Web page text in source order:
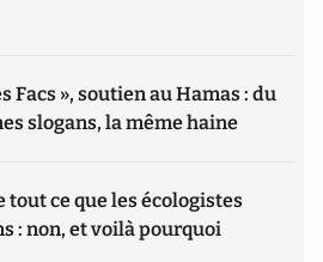
Facs », soutien au Hamas : du
slogans, la même haine
tout ce que les écologistes
: non, et voilà pourquoi